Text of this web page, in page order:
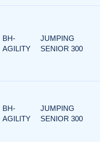
BH-
AGILITY
JUMPING
SENIOR 300
BH-
AGILITY
JUMPING
SENIOR 300